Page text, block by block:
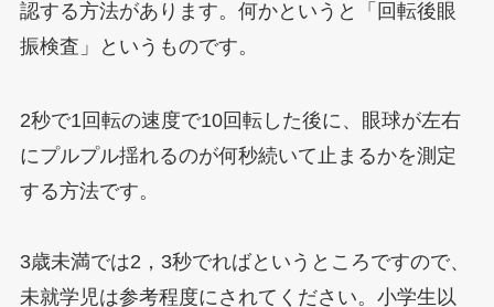
認する方法があります。何かというと「回転後眼
振検査」というものです。
2秒で1回転の速度で10回転した後に、眼球が左右
にプルプル揺れるのが何秒続いて止まるかを測定
する方法です。
3歳未満では2，3秒でればというところですので、
未就学児は参考程度にされてください。小学生以